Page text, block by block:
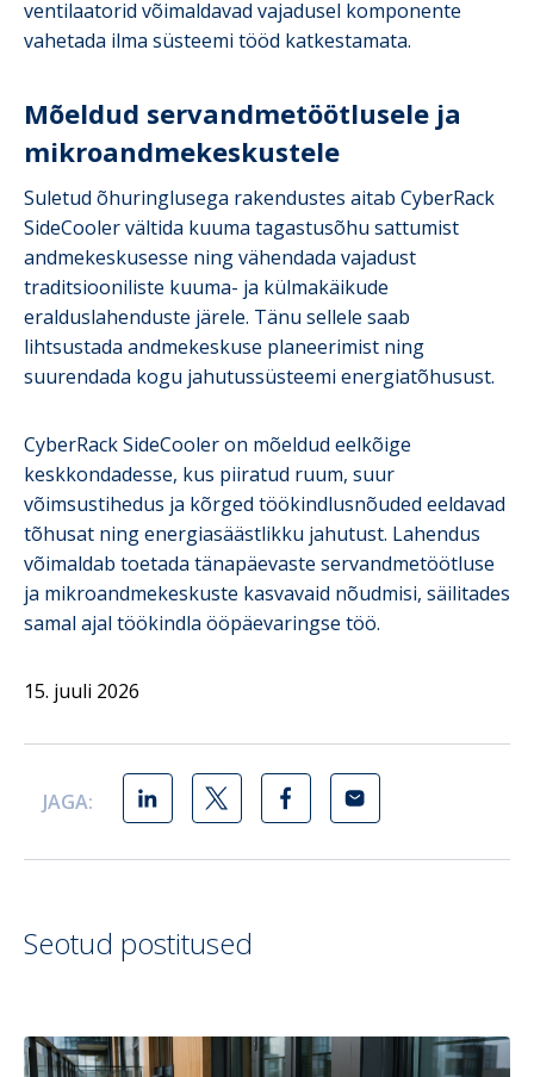
ventilaatorid võimaldavad vajadusel komponente
vahetada ilma süsteemi tööd katkestamata.
Mõeldud servandmetöötlusele ja
mikroandmekeskustele
Suletud õhuringlusega rakendustes aitab CyberRack
SideCooler vältida kuuma tagastusõhu sattumist
andmekeskusesse ning vähendada vajadust
traditsiooniliste kuuma- ja külmakäikude
eralduslahenduste järele. Tänu sellele saab
lihtsustada andmekeskuse planeerimist ning
suurendada kogu jahutussüsteemi energiatõhusust.
CyberRack SideCooler on mõeldud eelkõige
keskkondadesse, kus piiratud ruum, suur
võimsustihedus ja kõrged töökindlusnõuded eeldavad
tõhusat ning energiasäästlikku jahutust. Lahendus
võimaldab toetada tänapäevaste servandmetöötluse
ja mikroandmekeskuste kasvavaid nõudmisi, säilitades
samal ajal töökindla ööpäevaringse töö.
15. juuli 2026
JAGA:
Seotud postitused